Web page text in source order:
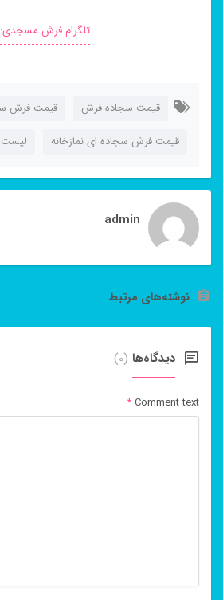
تلگرام فرش مسجدی:
قیمت سجاده فرش
قیمت فرش
قیمت فرش سجاده ای نمازخانه
admin
نوشته‌های مرتبط
دیدگاه‌ها (0)
Comment text
*